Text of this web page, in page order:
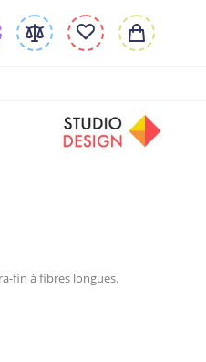
fin à fibres longues.